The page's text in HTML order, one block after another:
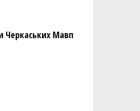
Черкаських Мавп